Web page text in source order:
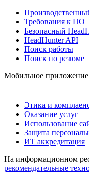
Требования к ПО
Безопасный
HeadHunter API
Поиск работы
Поиск по резюме
Мобильное приложение
Этика и
Оказание услуг
Использование
Защита
ИТ аккредитация
На информационном
рекомендательные